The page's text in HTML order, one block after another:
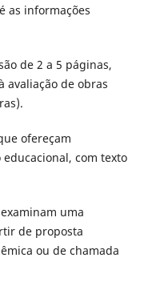
as informações
de 2 a 5 páginas,
avaliação de obras
ofereçam
com texto
uma
de proposta
ou de chamada